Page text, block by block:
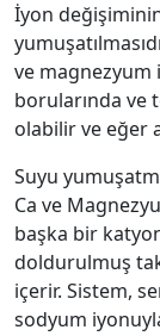
İyon
ve magnezyum
borularında ve
olabilir ve eğer
Suyu
Ca ve
başka bir
doldurulmuş
içerir. Sistem,
sodyum